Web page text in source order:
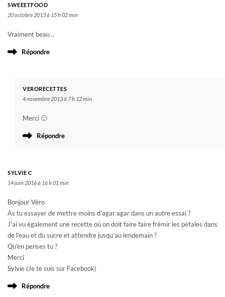
SWEEETFOOD
20 octobre 2013 à 15 h 02 min
Vraiment beau ..
Répondre
VERORECETTES
4 novembre 2013 à 7 h 12 min
Merci 🙂
Répondre
SYLVIE C
14 juin 2016 à 16 h 01 min
Bonjour Véro
As tu essayer de mettre moins d’agar agar dans un autre essai ?
J’ai vu également une recette où on doit faire faire frémir les pétales dans
de l’eau et du sucre et attendre jusqu’au lendemain ?
Qu’en penses tu ?
Merci
Sylvie (Je te suis sur Facebook)
Répondre